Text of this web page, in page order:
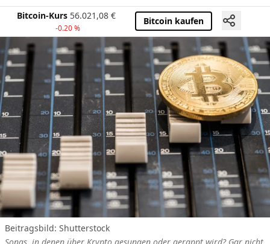
Bitcoin-Kurs 56.021,08 €
-0.20 %
Bitcoin kaufen
Beitragsbild: Shutterstock